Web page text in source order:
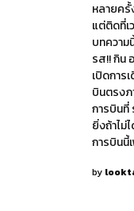
หลายครั้
แต่ติดที่เ
บทความ
รส!! กิน
เปิดการ
บินตรงภ
การบินที่
ยิ่งถ้าไม่
การบินนี้
by